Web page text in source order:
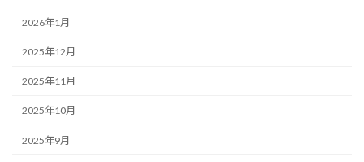
2026年1月
2025年12月
2025年11月
2025年10月
2025年9月